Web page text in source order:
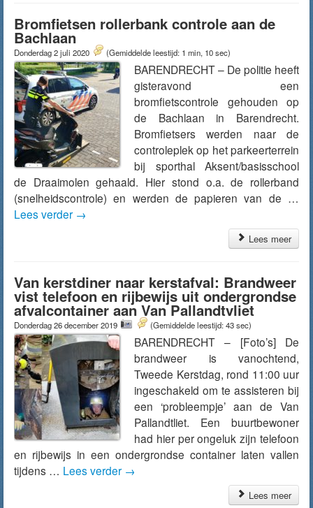
Bromfietsen rollerbank controle aan de
Bachlaan
Donderdag 2 juli 2020 (Gemiddelde leestijd: 1 min, 10 sec)
BARENDRECHT – De politie heeft
gisteravond een
bromfietscontrole gehouden op
de Bachlaan in Barendrecht.
Bromfietsers werden naar de
controleplek op het parkeerterrein
bij sporthal Aksent/basisschool
de Draaimolen gehaald. Hier stond o.a. de rollerband
(snelheidscontrole) en werden de papieren van de …
Lees verder →
Lees meer
Van kerstdiner naar kerstafval: Brandweer
vist telefoon en rijbewijs uit ondergrondse
afvalcontainer aan Van Pallandtvliet
Donderdag 26 december 2019 (Gemiddelde leestijd: 43 sec)
BARENDRECHT – [Foto’s] De
brandweer is vanochtend,
Tweede Kerstdag, rond 11:00 uur
ingeschakeld om te assisteren bij
een ‘probleempje’ aan de Van
Pallandtliet. Een buurtbewoner
had hier per ongeluk zijn telefoon
en rijbewijs in een ondergrondse container laten vallen
tijdens … Lees verder →
Lees meer